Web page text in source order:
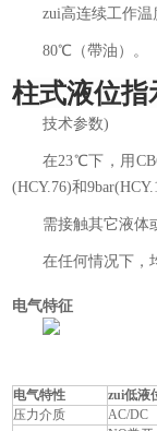
zui高连续工作温
80℃（帶油）。
柱式液位指
技术参数)
在23℃下，用
(HCY.76)和
需接触其它液体
在任何情况下，
电气特征
电气特性
zui低液
压力介质
AC/DC